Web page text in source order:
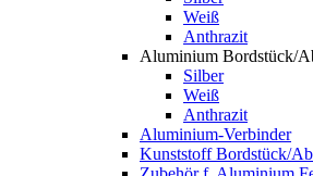
Weiß
Anthrazit
Aluminium Bordstück/
Silber
Weiß
Anthrazit
Aluminium-Verbinder
Kunststoff Bordstück/